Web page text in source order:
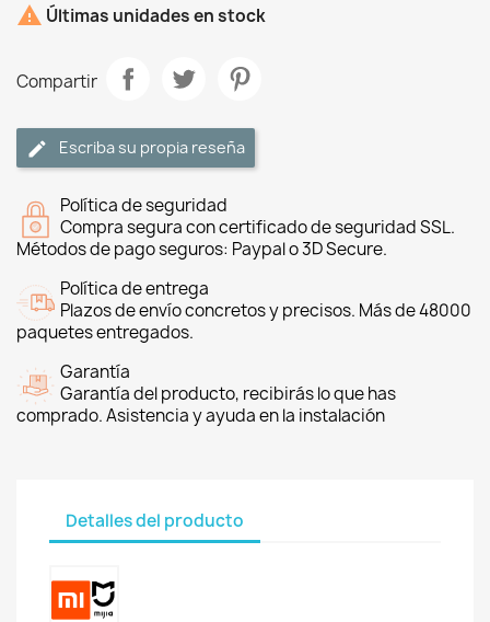
 Últimas unidades en stock
Compartir
Escriba su propia reseña
Política de seguridad
Compra segura con certificado de seguridad SSL.
Métodos de pago seguros: Paypal o 3D Secure.
Política de entrega
Plazos de envío concretos y precisos. Más de 48000
paquetes entregados.
Garantía
Garantía del producto, recibirás lo que has
comprado. Asistencia y ayuda en la instalación
Detalles del producto